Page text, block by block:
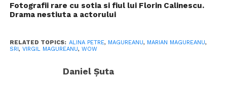
Fotografii rare cu sotia si fiul lui Florin Calinescu.
Drama nestiuta a actorului
RELATED TOPICS: ALINA PETRE, MAGUREANU, MARIAN MAGUREANU,
SRI, VIRGIL MAGUREANU, WOW
Daniel Șuta